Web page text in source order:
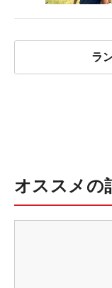
ラ
オススメの